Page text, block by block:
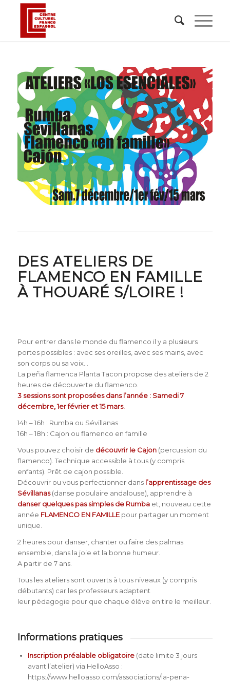
DES ATELIERS DE
FLAMENCO EN FAMILLE
À THOUARÉ S/LOIRE !
Pour entrer dans le monde du flamenco il y a plusieurs
portes possibles : avec ses oreilles, avec ses mains, avec
son corps ou sa voix…
La peña flamenca Planta Tacon propose des ateliers de 2
heures de découverte du flamenco.
3 sessions sont proposées dans l’année : Samedi 7
décembre, 1er février et 15 mars.
14h – 16h : Rumba ou Sévillanas
16h – 18h : Cajon ou flamenco en famille
Vous pouvez choisir de découvrir le Cajon(percussion du
flamenco). Technique accessible à tous (y compris
enfants). Prêt de cajon possible.
Découvrir ou vous perfectionner dansl’apprentissage des
Sévillanas(danse populaire andalouse), apprendre à
danser quelques pas simples de Rumbaet, nouveau cette
année FLAMENCO EN FAMILLEpour partager un moment
unique.
2 heures pour danser, chanter ou faire des palmas
ensemble, dans la joie et la bonne humeur.
A partir de 7 ans.
Tous les ateliers sont ouverts à tous niveaux (y compris
débutants) car les professeurs adaptent
leur pédagogie pour que chaque élève en tire le meilleur.
Informations pratiques
Inscription préalable obligatoire(date limite 3 jours
avant l’atelier) via HelloAsso :
https://www.helloasso.com/associations/la-pena-